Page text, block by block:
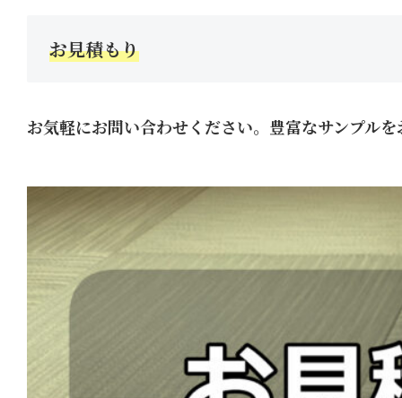
お見積もり
お気軽にお問い合わせください。豊富なサンプルを